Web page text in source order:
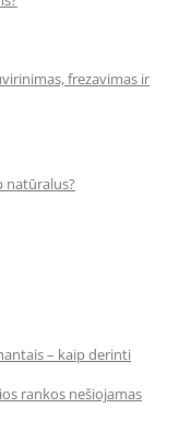
frezavimas ir
natūralus?
– kaip derinti
rankos nešiojamas